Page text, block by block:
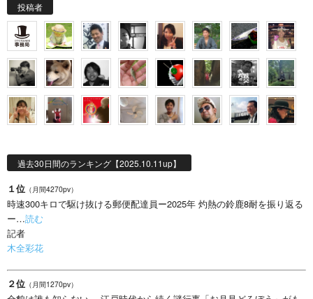
投稿者
過去30日間のランキング【2025.10.11up】
１位 （月間4270pv）
時速300キロで駆け抜ける郵便配達員ー2025年 灼熱の鈴鹿8耐を振り返る
ー…読む
記者
木全彩花
２位 （月間1270pv）